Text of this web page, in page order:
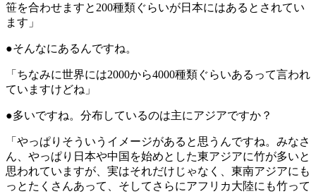
笹を合わせますと200種類ぐらいが日本にはあるとされてい
ます」
●そんなにあるんですね。
「ちなみに世界には2000から4000種類ぐらいあるって言われ
ていますけどね」
●多いですね。分布しているのは主にアジアですか？
「やっぱりそういうイメージがあると思うんですね。みなさ
ん、やっぱり日本や中国を始めとした東アジアに竹が多いと
思われていますが、実はそれだけじゃなく、東南アジアにも
っとたくさんあって、そしてさらにアフリカ大陸にも竹って